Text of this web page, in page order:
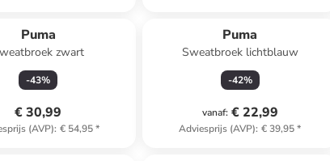
Puma
zwart
-43%
€ 30,99
(AVP): € 54,95*
Puma
Sweatbroek lichtblauw
-42%
vanaf: € 22,99
Adviesprijs (AVP): € 39,95*